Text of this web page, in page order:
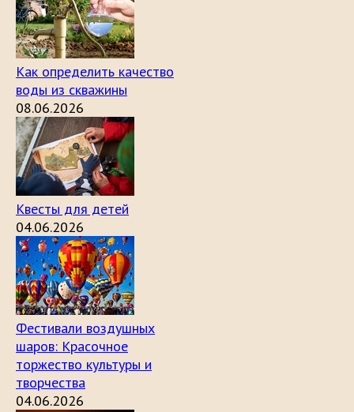
Как определить качество
воды из скважины
08.06.2026
Квесты для детей
04.06.2026
Фестивали воздушных
шаров: Красочное
торжество культуры и
творчества
04.06.2026